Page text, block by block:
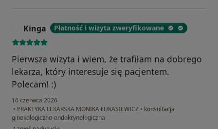
Kinga Płatność i wizyta zweryfikowane
Pierwsza wizyta i wiem, że trafiłam na dobrego
lekarza, który interesuje się pacjentem.
Polecam! :)
16 czerwca 2026
• PRAKTYKA LEKARSKA MONIKA ŁUKASIEWICZ • konsultacja
ginekologiczno-endokrynologiczna
w opinii użytkownika Kinga